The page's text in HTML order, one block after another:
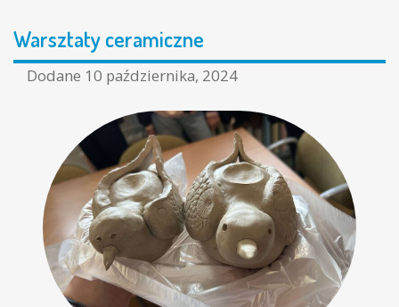
Warsztaty ceramiczne
Dodane 10 października, 2024